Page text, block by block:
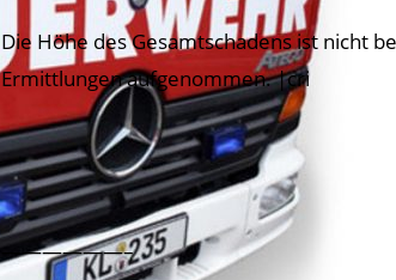
Die Höhe des Gesamtschadens ist nicht
Ermittlungen aufgenommen. |cri
——————–